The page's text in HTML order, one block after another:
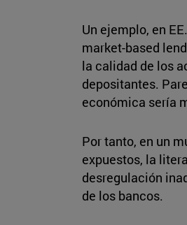
Un ejemplo, en
market-based
la calidad de los
depositantes.
económica sería
Por tanto, en un
expuestos, la
desregulación
de los bancos.